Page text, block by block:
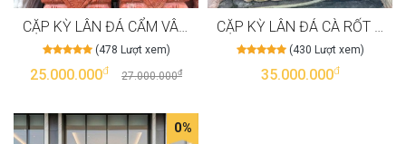
CẶP KỲ LÂN ĐÁ CẨM VÂN ĐỎ CAO 80CM T3981
(478 Lượt xem)
25.000.000đ 27.000.000đ
CẶP KỲ LÂN ĐÁ CÀ RỐT NGUYÊN KHỐI TỰ NHIÊN CAO 1M T3980
(430 Lượt xem)
35.000.000đ
0%